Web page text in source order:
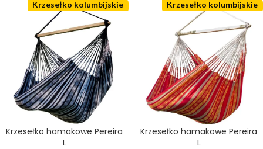
Krzesełko kolumbijskie
Krzesełko hamakowe Pereira
L
Krzesełko kolumbijskie
Krzesełko hamakowe Pereira
L